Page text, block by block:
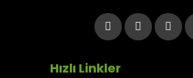
Hızlı Linkler